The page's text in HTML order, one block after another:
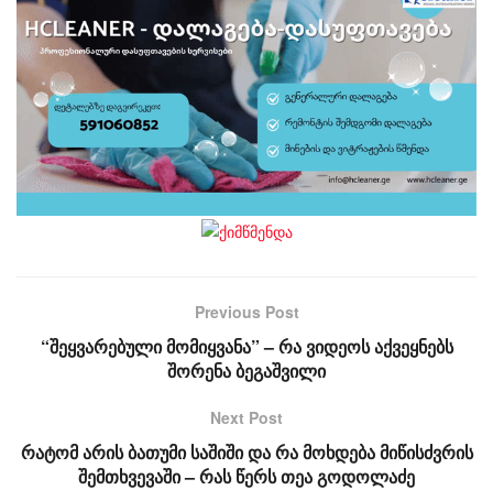
Previous Post
“შეყვარებული მომიყვანა” – რა ვიდეოს აქვეყნებს
შორენა ბეგაშვილი
Next Post
რატომ არის ბათუმი საშიში და რა მოხდება მიწისძვრის
შემთხვევაში – რას წერს თეა გოდოლაძე